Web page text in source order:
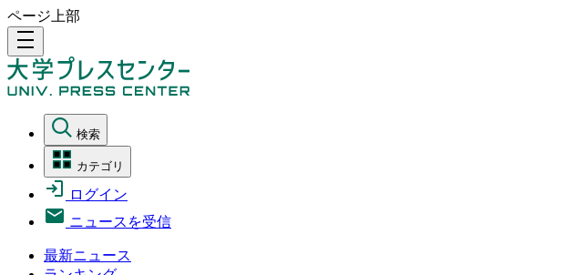
ページ上部
density_medium
検索
カテゴリ
ログイン
ニュースを受信
最新ニュース